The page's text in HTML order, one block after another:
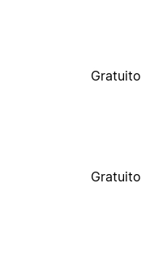
Gratuito
Gratuito